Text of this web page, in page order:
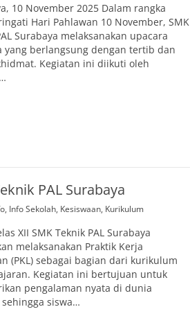
10 November 2025 Dalam rangka
Hari Pahlawan 10 November, SMK
Surabaya melaksanakan upacara
yang berlangsung dengan tertib dan
Kegiatan ini diikuti oleh
PAL Surabaya
, Info Sekolah, Kesiswaan, Kurikulum
XII SMK Teknik PAL Surabaya
melaksanakan Praktik Kerja
(PKL) sebagai bagian dari kurikulum
Kegiatan ini bertujuan untuk
pengalaman nyata di dunia
siswa…